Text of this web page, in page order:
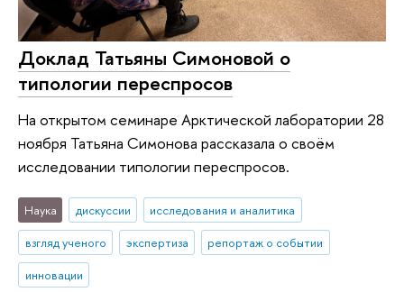
Доклад Татьяны Симоновой о
типологии переспросов
На открытом семинаре Арктической лаборатории 28
ноября Татьяна Симонова рассказала о своём
исследовании типологии переспросов.
Наука дискуссии
исследования и аналитика
взгляд ученого
экспертиза
репортаж о событии
инновации